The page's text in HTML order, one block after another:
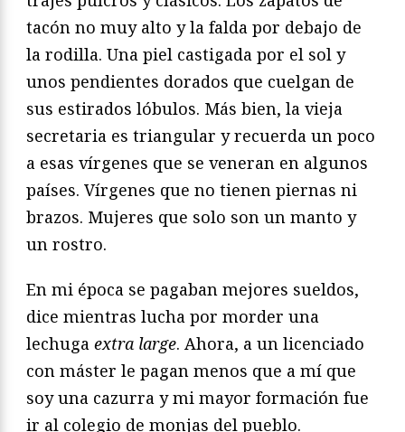
tacón no muy alto y la falda por debajo de
la rodilla. Una piel castigada por el sol y
unos pendientes dorados que cuelgan de
sus estirados lóbulos. Más bien, la vieja
secretaria es triangular y recuerda un poco
a esas vírgenes que se veneran en algunos
países. Vírgenes que no tienen piernas ni
brazos. Mujeres que solo son un manto y
un rostro.
En mi época se pagaban mejores sueldos,
dice mientras lucha por morder una
lechuga extra large. Ahora, a un licenciado
con máster le pagan menos que a mí que
soy una cazurra y mi mayor formación fue
ir al colegio de monjas del pueblo.